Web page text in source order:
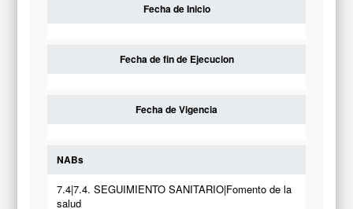
Fecha de Inicio
Fecha de fin de Ejecucion
Fecha de Vigencia
NABs
7.4|7.4. SEGUIMIENTO SANITARIO|Fomento de la
salud